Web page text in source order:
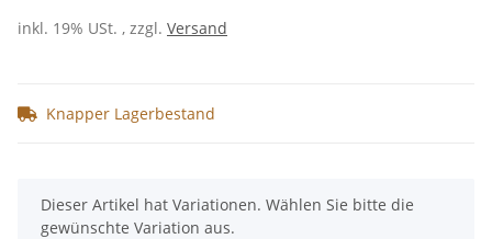
inkl. 19% USt. , zzgl. Versand
Knapper Lagerbestand
x
Dieser Artikel hat Variationen. Wählen Sie bitte die
gewünschte Variation aus.